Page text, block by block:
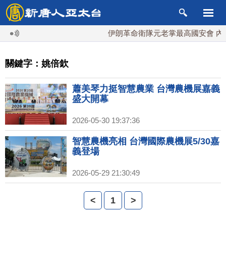
伊朗革命衛隊元老掌最高國安會 內
關鍵字：姚倍欽
蕭美琴力挺智慧農業 台灣農機展嘉義
盛大開幕
2026-05-30 19:37:36
智慧農機亮相 台灣國際農機展5/30嘉
義登場
2026-05-29 21:30:49
< 1 >